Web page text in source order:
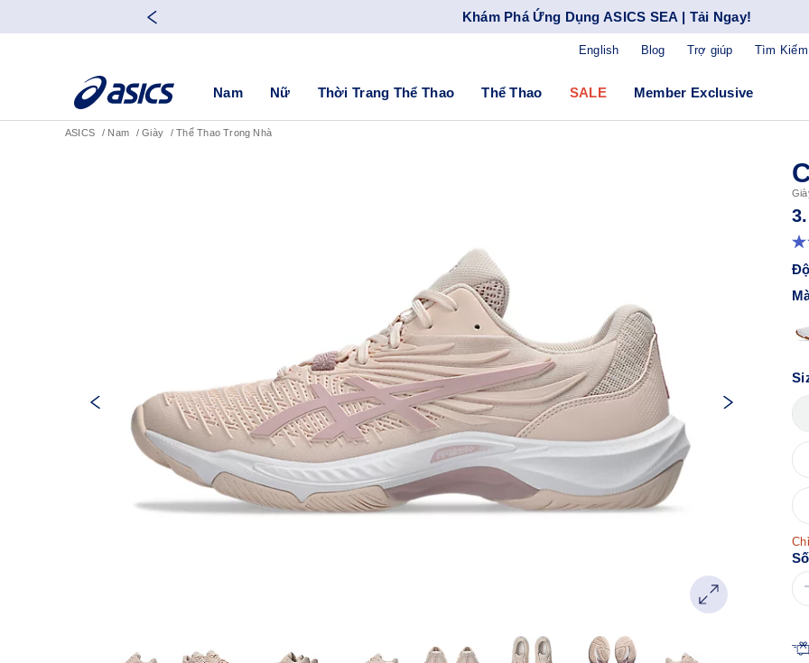
Khám Phá Ứng Dụng ASICS SEA | Tải Ngay!
Blog Trợ giúp Tìm
English
Nam Nữ Thời Trang Thể Thao Thể Thao SALE Member Exclusive
ASICS Nam Giày Thể Thao Trong Nhà